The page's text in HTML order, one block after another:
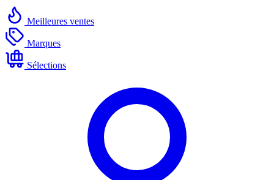
Meilleures ventes
Marques
Sélections